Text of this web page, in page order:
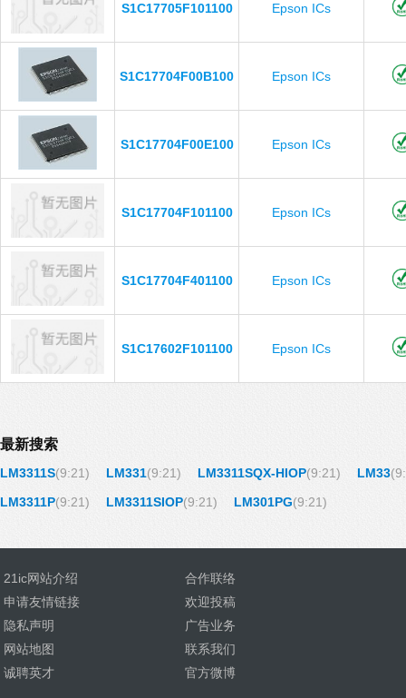
S1C17705F101100 Epson ICs
S1C17704F00B100 Epson ICs
S1C17704F00E100 Epson ICs
S1C17704F101100 Epson ICs
S1C17704F401100 Epson ICs
S1C17602F101100 Epson ICs
最新搜索
LM3311S(9:21) LM331(9:21) LM3311SQX-HIOP(9:21) LM33
LM3311P(9:21) LM3311SIOP(9:21) LM301PG(9:21)
21ic网站介绍
合作联络
申请友情链接
欢迎投稿
隐私声明
广告业务
网站地图
联系我们
诚聘英才
官方微博